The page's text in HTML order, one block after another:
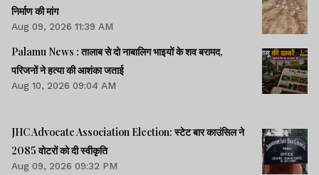
निर्माण की मांग
Aug 09, 2026 11:39 AM
Palamu News : तालाब से दो नाबालिग भाइयों के शव बरामद,
परिजनों ने हत्या की आशंका जताई
Aug 10, 2026 09:04 AM
JHC Advocate Association Election: स्टेट बार काउंसिल ने
2085 वोटरों को दी स्वीकृति
Aug 09, 2026 09:32 PM